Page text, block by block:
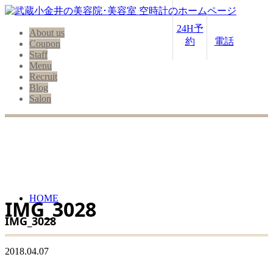
24H予
約
電話
About us
Coupon
Staff
Menu
Recruit
Blog
Salon
IMG_3028
HOME
IMG_3028
2018.04.07